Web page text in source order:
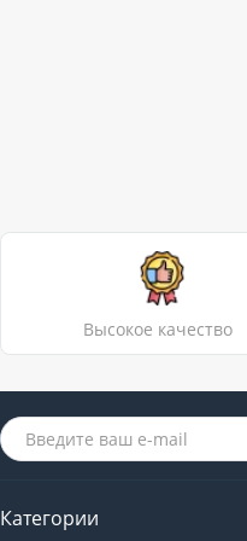
Высокое качество
Категории